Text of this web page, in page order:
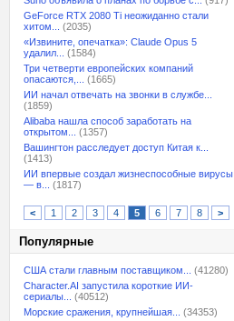
GeForce RTX 2080 Ti неожиданно стали
хитом...
(2035)
«Извините, опечатка»: Claude Opus 5
удалил...
(1584)
Три четверти европейских компаний
опасаются,...
(1665)
ИИ начал отвечать на звонки в службе...
(1859)
Alibaba нашла способ заработать на
открытом...
(1357)
Вашингтон расследует доступ Китая к...
(1413)
ИИ впервые создал жизнеспособные вирусы
— в...
(1817)
< 1 2 3 4 5 6 7 8 >
Популярные
США стали главным поставщиком...
(41280)
Character.AI запустила короткие ИИ-
сериалы...
(40512)
Морские сражения, крупнейшая...
(34353)